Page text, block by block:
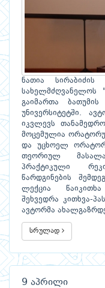
ნათია სირაბიძის
სახელმძღვანელოს
გაიმართა
უნივერსიტეტში.
იკვლევს
მოცემულია
და უცხოელ
თეორიულ
პრაქტიკული
წარდგინების
ლექცია
შეხვედრა კითხვა-
ავტორმა
სრულად
9 აპრილი